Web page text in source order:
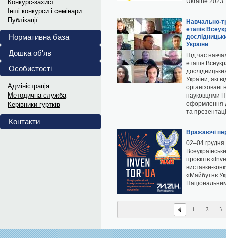
Інформаційні матеріали до
повномасштабного...
Український інститут...
Витяги з ПРОТОКОЛІВ
Витяги з ПРОТОКОЛІВ засідання...
Конкурс-захист
Інші конкурси і семінари
Публікації
Нормативна база
Дошка об'яв
Особистості
Адміністрація
Методична служба
Керівники гуртків
Контакти
Навчально-
етапів
України
Під час
етапів
України, які
організовані
науковцями
оформлення
та
Вражаючі
02–04 грудня
проєктів
виставки-
«Майбутнє
1 2 3